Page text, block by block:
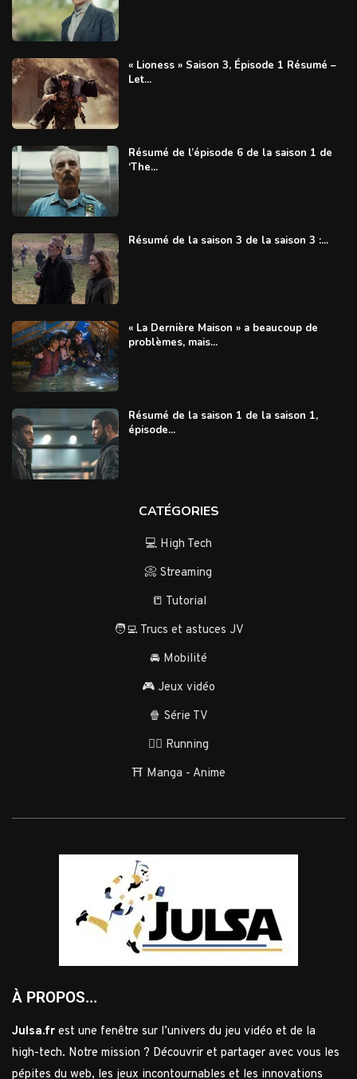
« Lioness » Saison 3, Épisode 1 Résumé –
Let...
Résumé de l’épisode 6 de la saison 1 de
‘The...
Résumé de la saison 3 de la saison 3 :...
« La Dernière Maison » a beaucoup de
problèmes, mais...
Résumé de la saison 1 de la saison 1,
épisode...
CATÉGORIES
💻 High Tech
📀 Streaming
📒 Tutorial
🧑‍💻 Trucs et astuces JV
🚘 Mobilité
🎮 Jeux vidéo
🍿 Série TV
🏃‍♂️ Running
⛩️ Manga - Anime
À PROPOS...
Julsa.fr est une fenêtre sur l’univers du jeu vidéo et de la
high-tech. Notre mission ? Découvrir et partager avec vous les
pépites du web, les jeux incontournables et les innovations